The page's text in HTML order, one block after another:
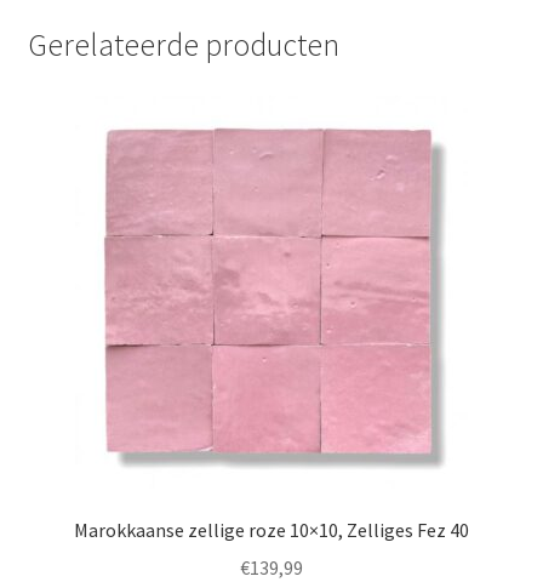
Gerelateerde producten
Marokkaanse zellige roze 10×10, Zelliges Fez 40
€139,99